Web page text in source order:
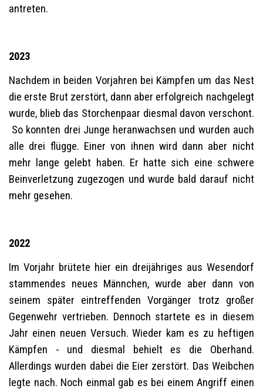
antreten.
2023
Nachdem in beiden Vorjahren bei Kämpfen um das Nest
die erste Brut zerstört, dann aber erfolgreich nachgelegt
wurde, blieb das Storchenpaar diesmal davon verschont.
So konnten drei Junge heranwachsen und wurden auch
alle drei flügge. Einer von ihnen wird dann aber nicht
mehr lange gelebt haben. Er hatte sich eine schwere
Beinverletzung zugezogen und wurde bald darauf nicht
mehr gesehen.
2022
Im Vorjahr brütete hier ein dreijähriges aus Wesendorf
stammendes neues Männchen, wurde aber dann von
seinem später eintreffenden Vorgänger trotz großer
Gegenwehr vertrieben. Dennoch startete es in diesem
Jahr einen neuen Versuch. Wieder kam es zu heftigen
Kämpfen - und diesmal behielt es die Oberhand.
Allerdings wurden dabei die Eier zerstört. Das Weibchen
legte nach. Noch einmal gab es bei einem Angriff einen